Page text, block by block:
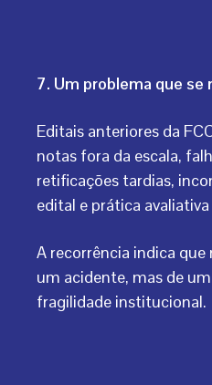
7. Um problema que se
Editais anteriores da
notas fora da escala,
retificações tardias,
edital e prática avaliativa
A recorrência indica que
um acidente, mas de
fragilidade institucional.